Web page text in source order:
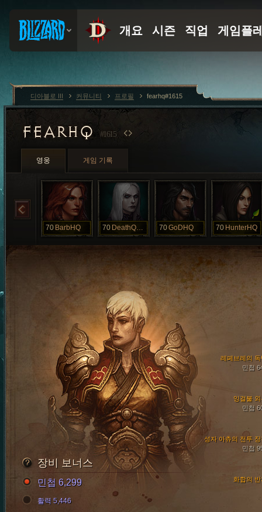
FEARHQ#1615
영웅 게임 기록
70 BarbHQ 70 DeathQueen 70GoDHQ 70 HunterHQ
잉걸불 외
민첩
성자 아츄의 전투 장
민첩
레페브레의 독
민첩
화합의 반
장비 보너스
민첩 6,299
활력 5,446
디아블로 III 커뮤니티 프로필 fearhq#1615